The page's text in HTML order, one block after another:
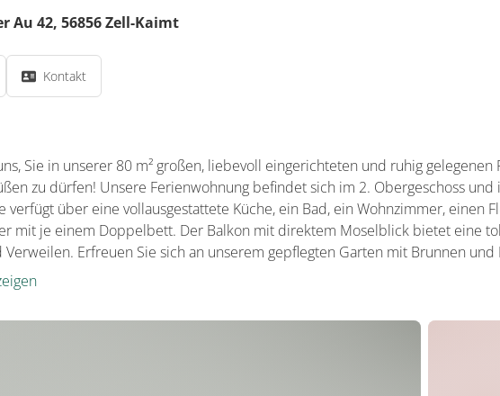
Au 42, 56856Zell-Kaimt
Kontakt
Sie in unserer 80 m² großen, liebevoll eingerichteten und ruhig gelegenen
zu dürfen! Unsere Ferienwohnung befindet sich im 2. Obergeschoss und
verfügt über eine vollausgestattete Küche, ein Bad, ein Wohnzimmer, einen
mit je einem Doppelbett. Der Balkon mit direktem Moselblick bietet eine
Verweilen. Erfreuen Sie sich an unserem gepflegten Garten mit Brunnen und